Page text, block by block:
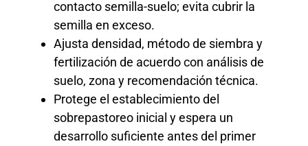
contacto semilla-suelo; evita cubrir la
semilla en exceso.
Ajusta densidad, método de siembra y
fertilización de acuerdo con análisis de
suelo, zona y recomendación técnica.
Protege el establecimiento del
sobrepastoreo inicial y espera un
desarrollo suficiente antes del primer